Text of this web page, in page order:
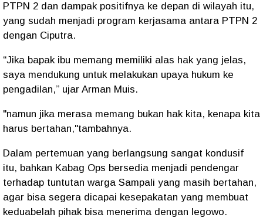
PTPN 2 dan dampak positifnya ke depan di wilayah itu,
yang sudah menjadi program kerjasama antara PTPN 2
dengan Ciputra.
“Jika bapak ibu memang memiliki alas hak yang jelas,
saya mendukung untuk melakukan upaya hukum ke
pengadilan,” ujar Arman Muis.
"namun jika merasa memang bukan hak kita, kenapa kita
harus bertahan,"tambahnya.
Dalam pertemuan yang berlangsung sangat kondusif
itu, bahkan Kabag Ops bersedia menjadi pendengar
terhadap tuntutan warga Sampali yang masih bertahan,
agar bisa segera dicapai kesepakatan yang membuat
keduabelah pihak bisa menerima dengan legowo.